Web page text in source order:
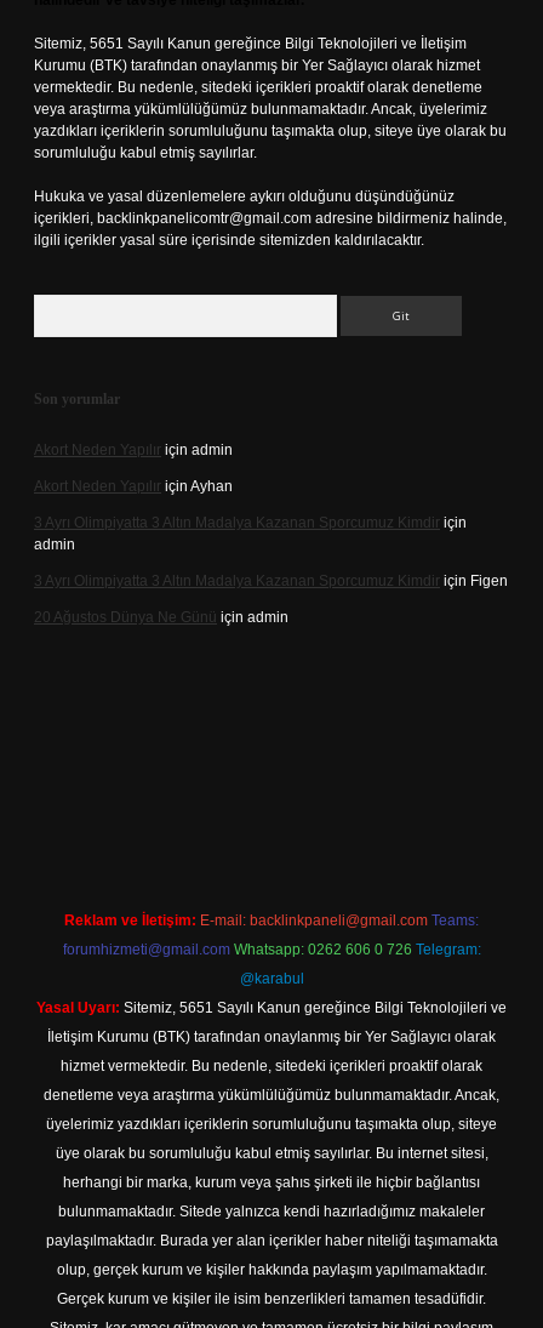
Sitemiz, 5651 Sayılı Kanun gereğince Bilgi Teknolojileri ve İletişim
Kurumu (BTK) tarafından onaylanmış bir Yer Sağlayıcı olarak hizmet
vermektedir. Bu nedenle, sitedeki içerikleri proaktif olarak denetleme
veya araştırma yükümlülüğümüz bulunmamaktadır. Ancak, üyelerimiz
yazdıkları içeriklerin sorumluluğunu taşımakta olup, siteye üye olarak bu
sorumluluğu kabul etmiş sayılırlar.
Hukuka ve yasal düzenlemelere aykırı olduğunu düşündüğünüz
içerikleri, backlinkpanelicomtr@gmail.com adresine bildirmeniz halinde,
ilgili içerikler yasal süre içerisinde sitemizden kaldırılacaktır.
Son yorumlar
Akort Neden Yapılır için admin
Akort Neden Yapılır için Ayhan
3 Ayrı Olimpiyatta 3 Altın Madalya Kazanan Sporcumuz Kimdir için
admin
3 Ayrı Olimpiyatta 3 Altın Madalya Kazanan Sporcumuz Kimdir için Figen
20 Ağustos Dünya Ne Günü için admin
Reklam ve İletişim: E-mail: backlinkpaneli@gmail.com Teams:
forumhizmeti@gmail.com Whatsapp: 0262 606 0 726 Telegram:
@karabul
Yasal Uyarı: Sitemiz, 5651 Sayılı Kanun gereğince Bilgi Teknolojileri ve
İletişim Kurumu (BTK) tarafından onaylanmış bir Yer Sağlayıcı olarak
hizmet vermektedir. Bu nedenle, sitedeki içerikleri proaktif olarak
denetleme veya araştırma yükümlülüğümüz bulunmamaktadır. Ancak,
üyelerimiz yazdıkları içeriklerin sorumluluğunu taşımakta olup, siteye
üye olarak bu sorumluluğu kabul etmiş sayılırlar. Bu internet sitesi,
herhangi bir marka, kurum veya şahıs şirketi ile hiçbir bağlantısı
bulunmamaktadır. Sitede yalnızca kendi hazırladığımız makaleler
paylaşılmaktadır. Burada yer alan içerikler haber niteliği taşımamakta
olup, gerçek kurum ve kişiler hakkında paylaşım yapılmamaktadır.
Gerçek kurum ve kişiler ile isim benzerlikleri tamamen tesadüfidir.